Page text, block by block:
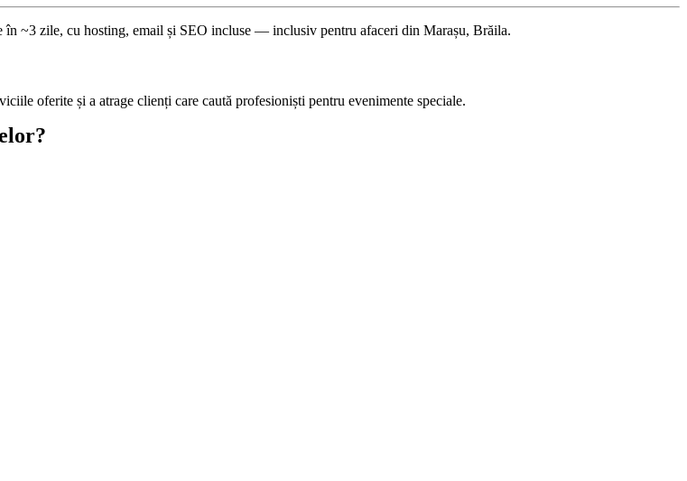
în ~3 zile, cu hosting, email și SEO incluse — inclusiv pentru afaceri din Marașu, Brăila.
oferite și a atrage clienți care caută profesioniști pentru evenimente speciale.